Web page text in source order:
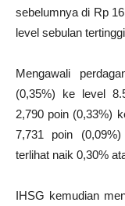
sebelumnya di Rp
level sebulan
Mengawali
(0,35%) ke level
2,790 poin (0,33%)
7,731 poin
terlihat naik 0,30%
IHSG kemudian